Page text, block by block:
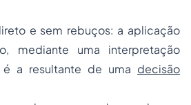
e sem rebuços: a aplicação
mediante uma interpretação
a resultante de uma decisão